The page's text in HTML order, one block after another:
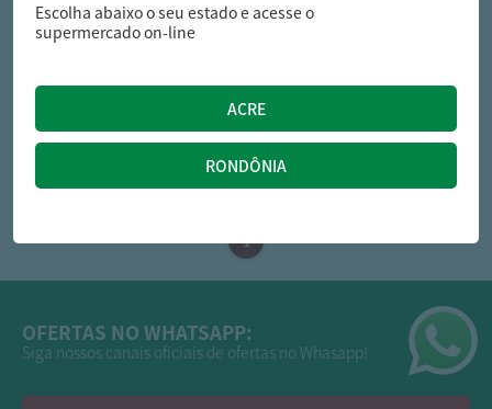
lopes
Tapioca Lopes Embalagem
10,99
OFERTAS NO WHATSAPP:
Siga nossos canais oficiais de ofertas no Whasapp!
Escolha abaixo o seu estado e acesse o
supermercado on-line